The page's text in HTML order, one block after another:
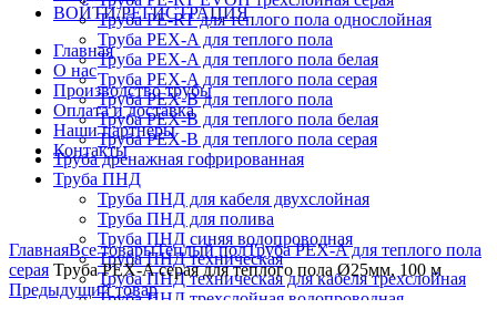
Труба PE-RT для теплого пола однослойная
Труба PEX-A для теплого пола
Труба PEX-A для теплого пола белая
Труба PEX-A для теплого пола серая
Труба PEX-B для теплого пола
Труба PEX-B для теплого пола белая
Труба PEX-B для теплого пола серая
Труба дренажная гофрированная
Труба ПНД
Труба ПНД для кабеля двухслойная
Труба ПНД для полива
Труба ПНД синяя водопроводная
Труба ПНД техническая
Труба ПНД техническая для кабеля трехслойная
Труба ПНД трехслойная водопроводная
ВОЙТИ/РЕГИСТРАЦИЯ
Главная
О нас
Производство трубы
Оплата и доставка
Наши партнеры
Контакты
Увеличить
ГлавнаяВсе товарыТеплый полТруба PEX-A для теплого пола
серая Труба PEX-A серая для теплого пола Ø25мм, 100 м
Предыдущий товар